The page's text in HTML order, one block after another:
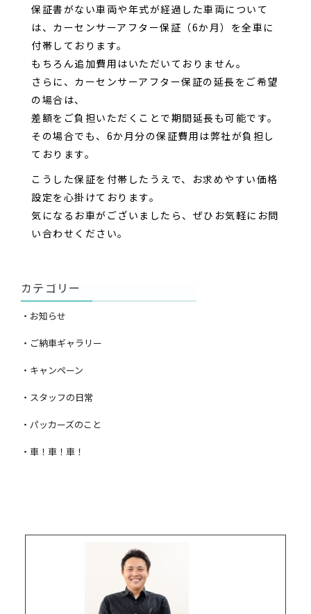
保証書がない車両や年式が経過した車両について
は、カーセンサーアフター保証（6か月）を全車に
付帯しております。
もちろん追加費用はいただいておりません。
さらに、カーセンサーアフター保証の延長をご希望
の場合は、
差額をご負担いただくことで期間延長も可能です。
その場合でも、6か月分の保証費用は弊社が負担し
ております。
こうした保証を付帯したうえで、お求めやすい価格
設定を心掛けております。
気になるお車がございましたら、ぜひお気軽にお問
い合わせください。
カテゴリー
・お知らせ
・ご納車ギャラリー
・キャンペーン
・スタッフの日常
・パッカーズのこと
・車！車！車！